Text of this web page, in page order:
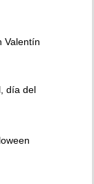
Valentín
día del